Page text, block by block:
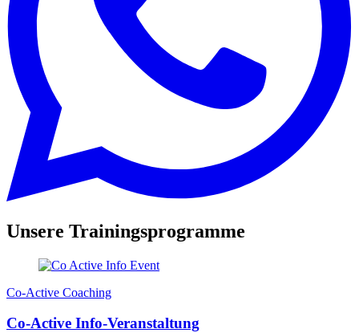
Unsere Trainingsprogramme
Co-Active Coaching
Co-Active Info-Veranstaltung